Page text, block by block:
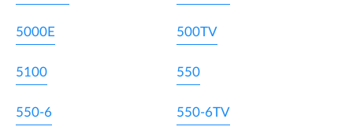
5000E 500TV
5100 550
550-6 550-6TV